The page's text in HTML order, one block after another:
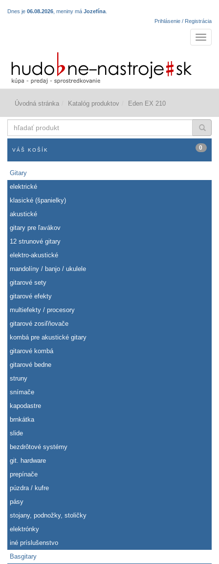
Dnes je 06.08.2026 , meniny má Jozefína
Prihlásenie / Registrácia
Úvodná stránka Katalóg produktov Eden EX 210
produkt
VÁŠ KOŠÍK 0
Gitary
elektrické
klasické (španielky)
akustické
gitary pre ľavákov
12 strunové gitary
elektro-akustické
mandolíny / banjo / ukulele
gitarové sety
gitarové efekty
multiefekty / procesory
gitarové zosiľňovače
kombá pre akustické gitary
gitarové kombá
gitarové bedne
struny
snímače
kapodastre
brnkátka
slide
bezdrôtové systémy
git. hardware
prepínače
púzdra / kufre
pásy
stojany, podnožky, stoličky
elektrónky
iné príslušenstvo
Basgitary